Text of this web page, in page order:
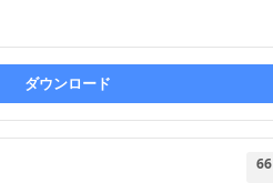
ダウンロード
66